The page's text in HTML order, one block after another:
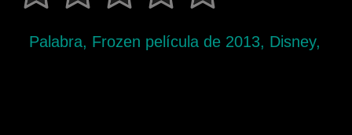
Palabra, Frozen película de 2013, Disney,